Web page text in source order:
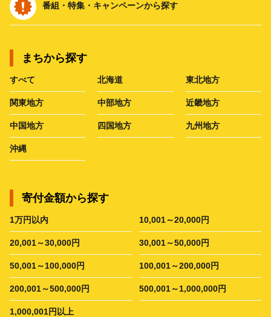
番組・特集・キャンペーンから探す
まちから探す
すべて 北海道 東北地方
関東地方 中部地方 近畿地方
中国地方 四国地方 九州地方
沖縄
寄付金額から探す
1万円以内 10,001～20,000円
20,001～30,000円 30,001～50,000円
50,001～100,000円 100,001～200,000円
200,001～500,000円 500,001～1,000,000円
1,000,001円以上